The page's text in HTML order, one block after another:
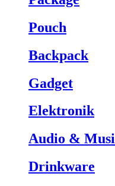
Pouch
Backpack
Gadget
Elektronik
Audio &
Drinkware